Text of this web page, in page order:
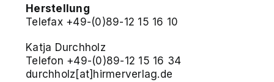
Herstellung
Telefax +49-(0)89-12 15 16 10
Katja Durchholz
Telefon +49-(0)89-12 15 16 34
durchholz[at]hirmerverlag.de